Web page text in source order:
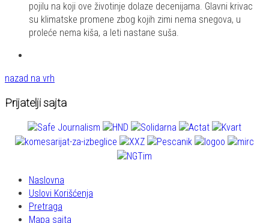
pojilu na koji ove životinje dolaze decenijama. Glavni krivac
su klimatske promene zbog kojih zimi nema snegova, u
proleće nema kiša, a leti nastane suša.
nazad na vrh
Prijatelji sajta
Naslovna
Uslovi Korišćenja
Pretraga
Mapa sajta